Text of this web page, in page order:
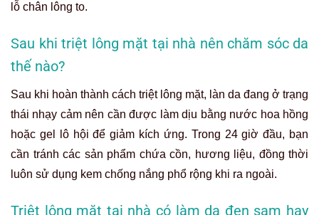
lỗ chân lông to.
Sau khi triệt lông mặt tại nhà nên chăm sóc da
thế nào?
Sau khi hoàn thành cách triệt lông mặt, làn da đang ở trạng
thái nhạy cảm nên cần được làm dịu bằng nước hoa hồng
hoặc gel lô hội để giảm kích ứng. Trong 24 giờ đầu, bạn
cần tránh các sản phẩm chứa cồn, hương liệu, đồng thời
luôn sử dụng kem chống nắng phổ rộng khi ra ngoài.
Triệt lông mặt tại nhà có làm da đen sạm hay